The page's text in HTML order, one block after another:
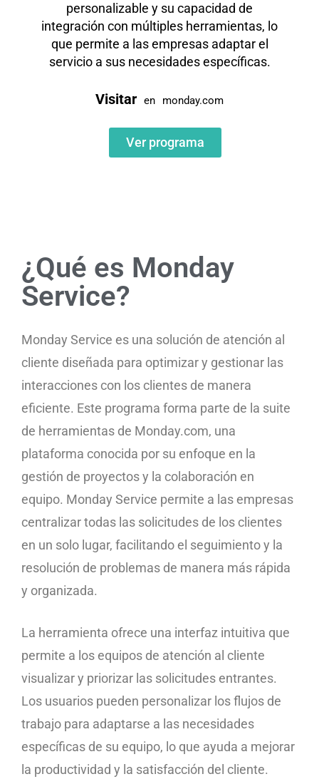
personalizable y su capacidad de
integración con múltiples herramientas, lo
que permite a las empresas adaptar el
servicio a sus necesidades específicas.
Visitar en monday.com
Ver programa
¿Qué es Monday
Service?
Monday Service es una solución de atención al
cliente diseñada para optimizar y gestionar las
interacciones con los clientes de manera
eficiente. Este programa forma parte de la suite
de herramientas de Monday.com, una
plataforma conocida por su enfoque en la
gestión de proyectos y la colaboración en
equipo. Monday Service permite a las empresas
centralizar todas las solicitudes de los clientes
en un solo lugar, facilitando el seguimiento y la
resolución de problemas de manera más rápida
y organizada.
La herramienta ofrece una interfaz intuitiva que
permite a los equipos de atención al cliente
visualizar y priorizar las solicitudes entrantes.
Los usuarios pueden personalizar los flujos de
trabajo para adaptarse a las necesidades
específicas de su equipo, lo que ayuda a mejorar
la productividad y la satisfacción del cliente.